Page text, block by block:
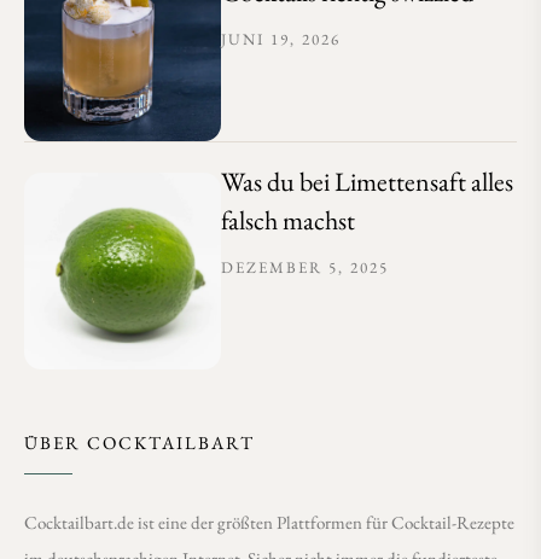
JUNI 19, 2026
Was du bei Limettensaft alles
falsch machst
DEZEMBER 5, 2025
ÜBER COCKTAILBART
Cocktailbart.de ist eine der größten Plattformen für Cocktail-Rezepte